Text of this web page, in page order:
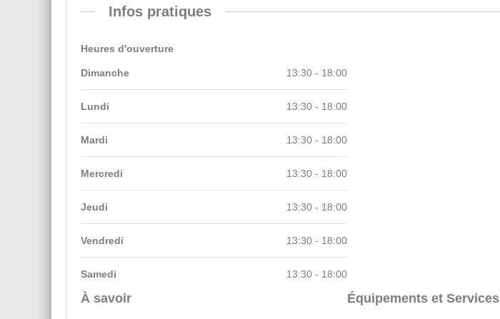
Infos pratiques
Heures d'ouverture
Dimanche 13:30 - 18:00
Lundi 13:30 - 18:00
Mardi 13:30 - 18:00
Mercredi 13:30 - 18:00
Jeudi 13:30 - 18:00
Vendredi 13:30 - 18:00
Samedi 13:30 - 18:00
À savoir Équipements et Services